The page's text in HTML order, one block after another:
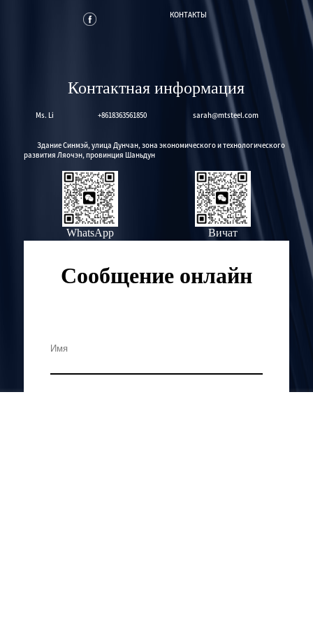
КОНТАКТЫ
Контактная информация
Ms. Li +8618363561850 sarah@mtsteel.com
Здание Синмэй, улица Дунчан, зона экономического и технологического
развития Ляочэн, провинция Шаньдун
WhatsApp Вичат
Сообщение онлайн